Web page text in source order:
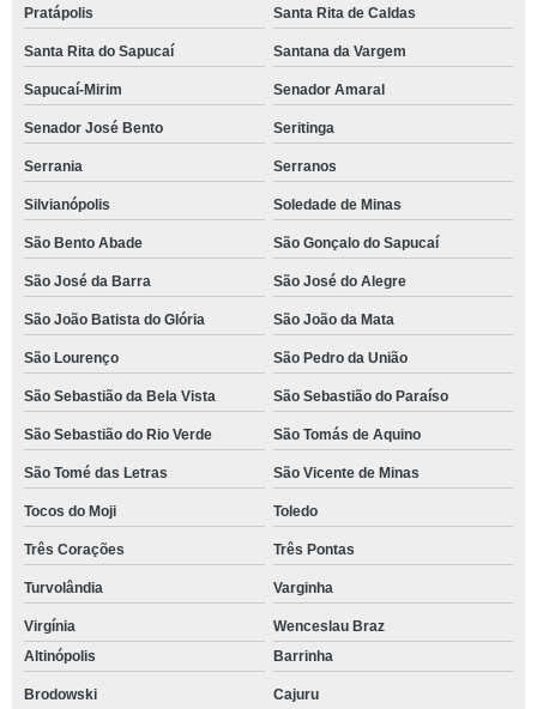
Pratápolis Santa Rita de Caldas
Santa Rita do Sapucaí Santana da Vargem
Sapucaí-Mirim Senador Amaral
Senador José Bento Seritinga
Serrania Serranos
Silvianópolis Soledade de Minas
São Bento Abade São Gonçalo do Sapucaí
São José da Barra São José do Alegre
São João Batista do Glória São João da Mata
São Lourenço São Pedro da União
São Sebastião da Bela Vista São Sebastião do Paraíso
São Sebastião do Rio Verde São Tomás de Aquino
São Tomé das Letras São Vicente de Minas
Tocos do Moji Toledo
Três Corações Três Pontas
Turvolândia Varginha
Virgínia
Wenceslau Braz
Altinópolis
Barrinha
Brodowski Cajuru